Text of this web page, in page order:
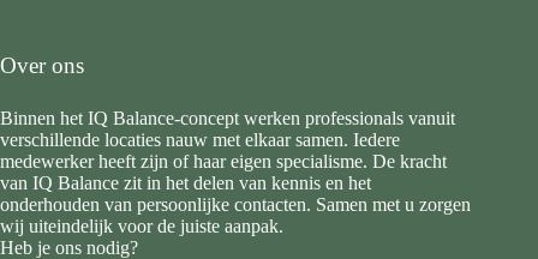
Over ons
Binnen het IQ Balance-concept werken professionals vanuit
verschillende locaties nauw met elkaar samen. Iedere
medewerker heeft zijn of haar eigen specialisme. De kracht
van IQ Balance zit in het delen van kennis en het
onderhouden van persoonlijke contacten. Samen met u zorgen
wij uiteindelijk voor de juiste aanpak.
Heb je ons nodig?